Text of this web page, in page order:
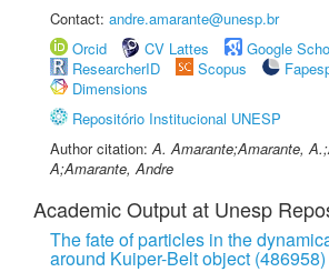
Contact: andre.amarante@unesp.br
Orcid
CV Lattes
Google
ResearcherID
Scopus
Dimensions
Repositório Institucional UNESP
Author citation:A. Amarante;Amarante,
A;Amarante, Andre
Academic Output at Unesp
The fate of particles in the
around Kuiper-Belt object